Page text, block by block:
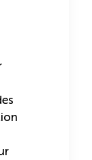
de la